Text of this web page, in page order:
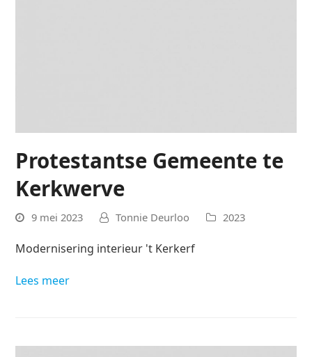
Protestantse Gemeente te
Kerkwerve
9 mei 2023 Tonnie Deurloo 2023
Modernisering interieur 't Kerkerf
Lees meer